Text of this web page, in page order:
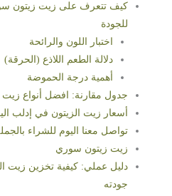
كيف تتعرف على زيت زيتون
للجودة
اختبار اللون والرائحة
دلالة الطعم اللاذع (الحرقة)
أهمية درجة الحموضة
جدول مقارنة: افضل أنواع زيت
أسعار زيت الزيتون في إدلب
تواصل معنا اليوم للشراء
زيت زيتون سوري
دليل عملي: كيفية تخزين زيت
جودته